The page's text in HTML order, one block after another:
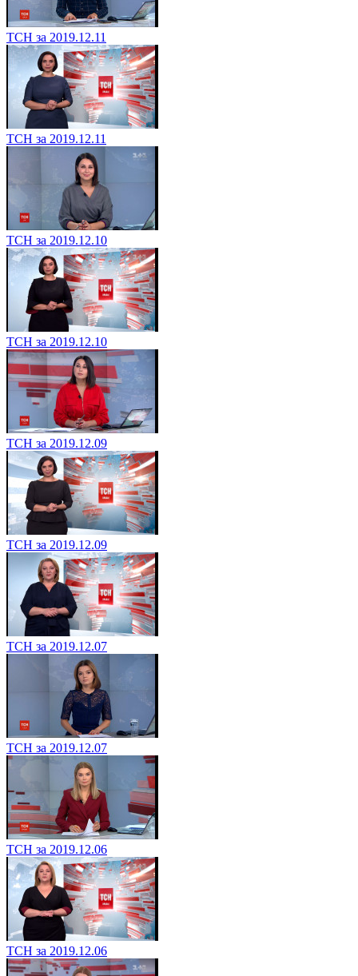
ТСН за 2019.12.11
ТСН за 2019.12.11
ТСН за 2019.12.10
ТСН за 2019.12.10
ТСН за 2019.12.09
ТСН за 2019.12.09
ТСН за 2019.12.07
ТСН за 2019.12.07
ТСН за 2019.12.06
ТСН за 2019.12.06